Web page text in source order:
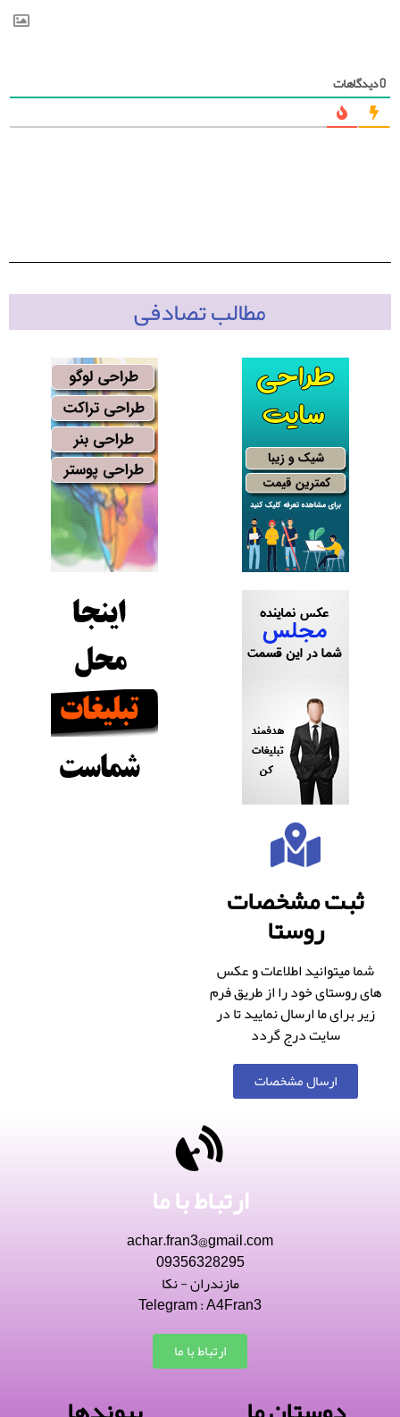
0دیدگاهات
مطالب تصادفی
ثبت مشخصات
روستا
شما میتوانید اطلاعات و عکس
های روستای خود را از طریق فرم
زیر برای ما ارسال نمایید تا در
سایت درج گردد
ارسال مشخصات
ارتباط با ما
achar.fran3@gmail.com
09356328295
مازندران - نکا
Telegram : A4Fran3
ارتباط با ما